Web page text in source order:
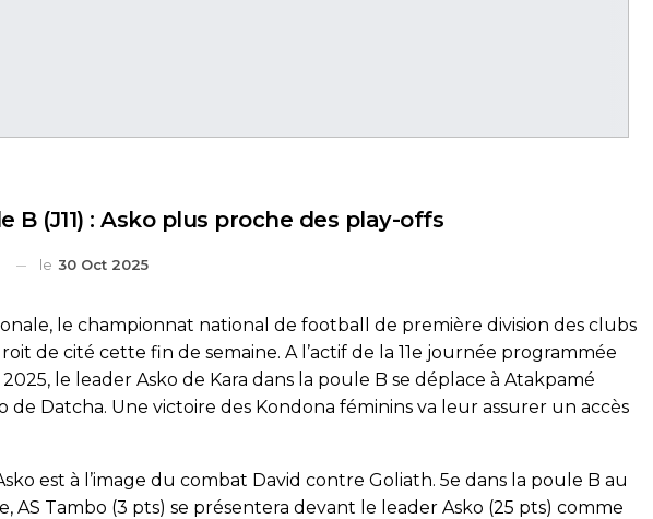
B (J11) : Asko plus proche des play-offs
le 30 Oct 2025
le championnat national de football de première division des clubs
de cité cette fin de semaine. A l’actif de la 11e journée programmée
le leader Asko de Kara dans la poule B se déplace à Atakpamé
de Datcha. Une victoire des Kondona féminins va leur assurer un accès
est à l’image du combat David contre Goliath. 5e dans la poule B au
AS Tambo (3 pts) se présentera devant le leader Asko (25 pts) comme